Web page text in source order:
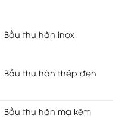
Bầu thu hàn inox
Bầu thu hàn thép đen
Bầu thu hàn mạ kẽm